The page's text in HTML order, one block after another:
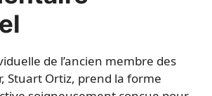
de l’ancien membre des
Stuart Ortiz, prend la forme